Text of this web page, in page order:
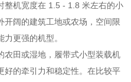
整机宽度在 1.5 - 1.8 米左右的小
开阔的建筑工地或农场，空间限
更强的机型。
农田或湿地，履带式小型装载机
好的牵引力和稳定性。在比较平